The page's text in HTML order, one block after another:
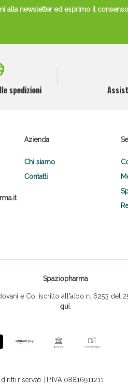
alla newsletter ed esprimo il
spedizioni
Azienda
Chi siamo
Contatti
Spaziopharma
e Co, iscritto all'albo n. 6253
qui.
riservati | P.IVA 08816911211
fino al 55% disponibile